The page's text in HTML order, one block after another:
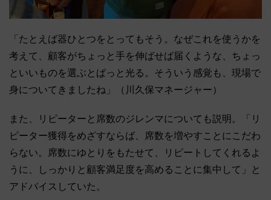
「たとえば器ひとつをとってもそう。なぜこれを使うかを
考えて、顧客がちょっと手を伸ばせば届くような、ちょっ
といいものを選ぶとぱっと光る。そういう感覚も、現場で
身についてきましたね」（川久保マネージャー）
また、リピーターと席数のジレンマについても説明。「リ
ピーター獲得をめざすならば、席数を増やすことにこだわ
らない。席数にゆとりをもたせて、リピートしてくれるよ
うに、しっかりと顧客満足度を高めることに集中して」と
アドバイスしていた。